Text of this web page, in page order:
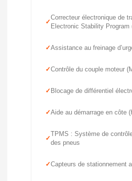
Correcteur électronique de
Electronic Stability Program
Assistance au freinage
Contrôle du couple moteur
Blocage de différentiel
Aide au démarrage en côte
TPMS : Système de
des pneus
Capteurs de stationnement